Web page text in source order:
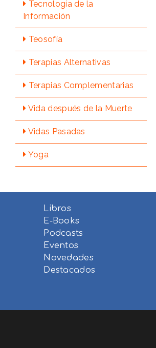
Tecnologí­a de la
Información
Teosofí­a
Terapias Alternativas
Terapias Complementarias
Vida después de la Muerte
Vidas Pasadas
Yoga
Libros
E-Books
Podcasts
Eventos
Novedades
Destacados